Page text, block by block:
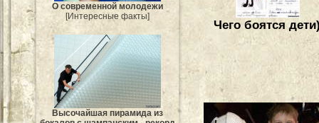
О современной молодежи
[Интересные факты]
Высочайшая пирамида из
Чего боятся